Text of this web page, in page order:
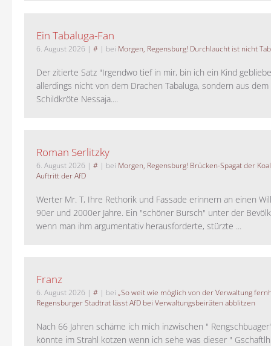
Ein Tabaluga-Fan
6. August 2026 | # | bei Morgen, Regensburg! Durchlaucht ist nicht
Der zitierte Satz "Irgendwo tief in mir, bin ich ein Kind
allerdings nicht von dem Drachen Tabaluga, sondern aus
Schildkröte Nessaja....
Roman Serlitzky
6. August 2026 | # | bei Morgen, Regensburg! Brücken-Spagat der
Auftritt der AfD
Werter Mr. T, Ihre Rethorik und Fassade erinnern an einen
90er und 2000er Jahre. Ein "schöner Bursch" unter der
wenn man ihm argumentativ herausforderte, stürzte ...
Franz
6. August 2026 | # | bei „So weit wie möglich von der Verwaltung
Regensburger Stadtrat lässt AfD bei Verwaltungsbeiräten abblitzen
Nach 66 Jahren schäme ich mich inzwischen "
könnte im Strahl kotzen wenn ich sehe was dieser "